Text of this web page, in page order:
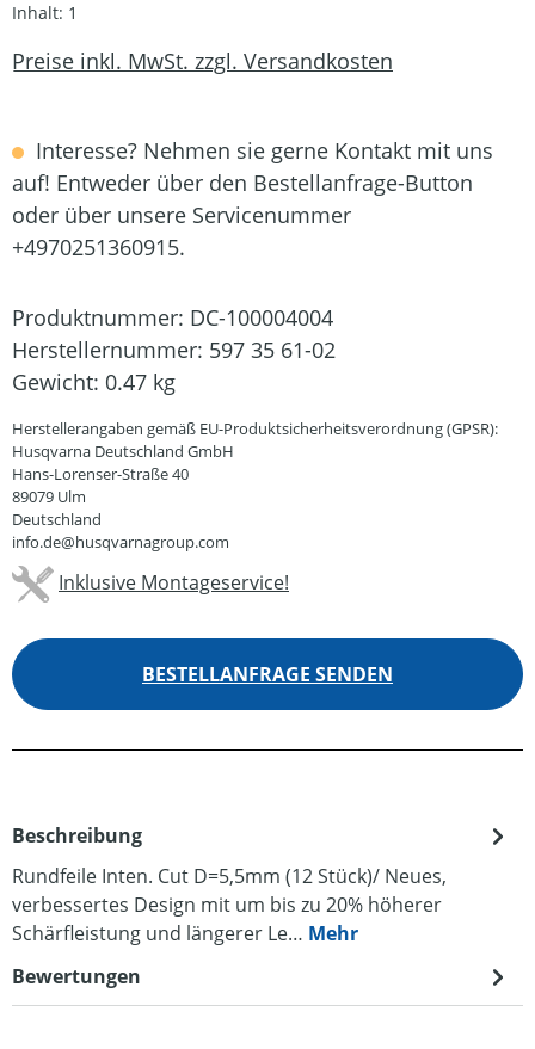
Inhalt: 1
Preise inkl. MwSt. zzgl. Versandkosten
Interesse? Nehmen sie gerne Kontakt mit uns
auf! Entweder über den Bestellanfrage-Button
oder über unsere Servicenummer
+4970251360915.
Produktnummer: DC-100004004
Herstellernummer: 597 35 61-02
Gewicht: 0.47 kg
Herstellerangaben gemäß EU-Produktsicherheitsverordnung (GPSR):
Husqvarna Deutschland GmbH
Hans-Lorenser-Straße 40
89079 Ulm
Deutschland
info.de@husqvarnagroup.com
Inklusive Montageservice!
BESTELLANFRAGE SENDEN
Beschreibung
Rundfeile Inten. Cut D=5,5mm (12 Stück)/ Neues,
verbessertes Design mit um bis zu 20% höherer
Schärfleistung und längerer Le… Mehr
Bewertungen